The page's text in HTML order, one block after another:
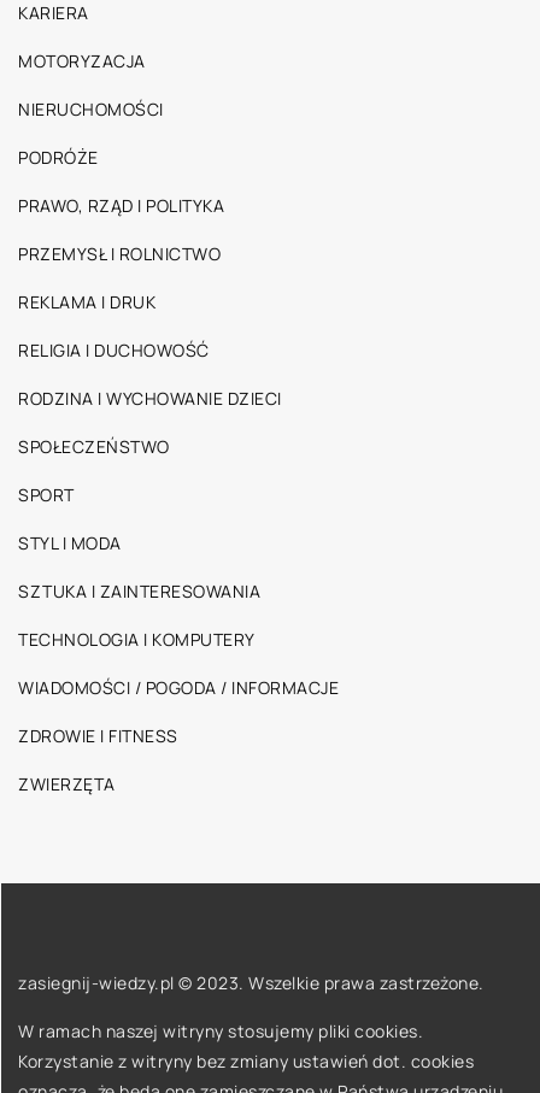
KARIERA
MOTORYZACJA
NIERUCHOMOŚCI
PODRÓŻE
PRAWO, RZĄD I POLITYKA
PRZEMYSŁ I ROLNICTWO
REKLAMA I DRUK
RELIGIA I DUCHOWOŚĆ
RODZINA I WYCHOWANIE DZIECI
SPOŁECZEŃSTWO
SPORT
STYL I MODA
SZTUKA I ZAINTERESOWANIA
TECHNOLOGIA I KOMPUTERY
WIADOMOŚCI / POGODA / INFORMACJE
ZDROWIE I FITNESS
ZWIERZĘTA
zasiegnij-wiedzy.pl © 2023. Wszelkie prawa zastrzeżone.
W ramach naszej witryny stosujemy pliki cookies.
Korzystanie z witryny bez zmiany ustawień dot. cookies